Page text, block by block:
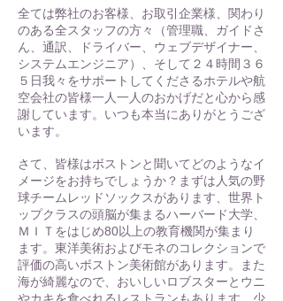
全ては弊社のお客様、お取引企業様、関わり
のある全スタッフの方々（管理職、ガイドさ
ん、通訳、ドライバー、ウェブデザイナー、
システムエンジニア）、そして２４時間３６
５日我々をサポートしてくださるホテルや航
空会社の皆様一人一人のおかげだと心から感
謝しています。いつも本当にありがとうござ
います。
さて、皆様はボストンと聞いてどのようなイ
メージをお持ちでしょうか？まずは人気の野
球チームレッドソックスがあります、世界ト
ップクラスの頭脳が集まるハーバード大学、
ＭＩＴをはじめ80以上の教育機関が集まり
ます。東洋美術およびモネのコレクションで
評価の高いボストン美術館があります。また
海が綺麗なので、おいしいロブスターとウニ